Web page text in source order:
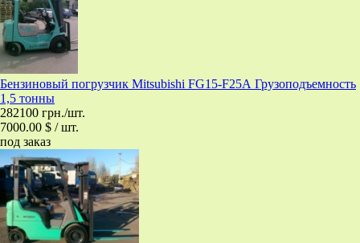
Бензиновый погрузчик Mitsubishi FG15-F25А Грузоподъемность
1,5 тонны
282100 грн./шт.
7000.00 $ / шт.
под заказ